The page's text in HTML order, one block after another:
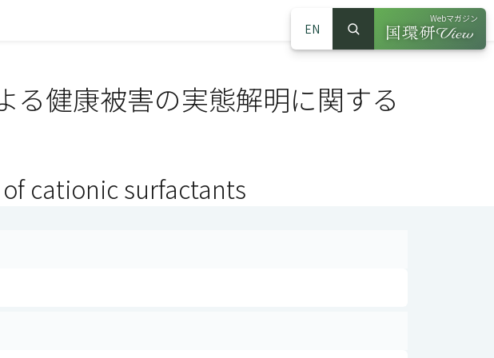
EN
サイト内検索
検索
Webマガジン
（別ウインドウ
る健康被害の実態解明に関する
cationic surfactants